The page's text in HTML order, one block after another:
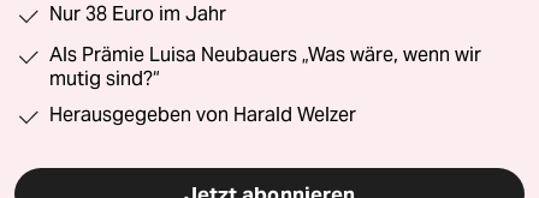
Nur 38 Euro im Jahr
Als Prämie Luisa Neubauers „Was wäre, wenn wir
mutig sind?“
Herausgegeben von Harald Welzer